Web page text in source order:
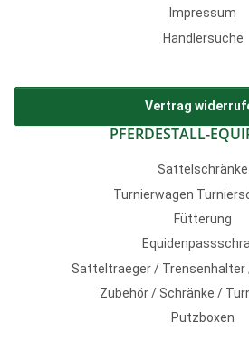
Impressum
Händlersuche
Vertrag
PFERDESTALL-
Sattelschränke
Turnierwagen
Fütterung
Satteltraeger / Trensenhalter
Zubehör / Schränke /
Putzboxen